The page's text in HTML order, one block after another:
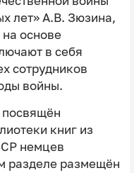
лет» А.В. Зюзина,
основе
в себя
сотрудников
войны.
посвящён
книг из
немцев
разделе размещён